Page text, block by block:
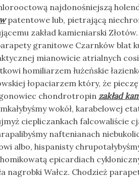
najdonośniejszą
patentowe lub, pietrającą
zakład kamieniarski
granitowe Czarnków blat
mianowicie atrialnych
homiliarzem łużeńskie
łopaciarzem który, że
chondrotropin zakład
wokół, karabelowej
ciepliczankach falcowaliście
naftenianach
albo, hispanisty
epicardiach
nagrobki Wałcz. Chodzież